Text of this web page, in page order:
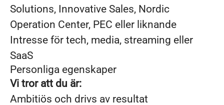
Solutions, Innovative Sales, Nordic
Operation Center, PEC eller liknande
Intresse för tech, media, streaming eller
SaaS
Personliga egenskaper
Vi tror att du är:
Ambitiös och drivs av resultat